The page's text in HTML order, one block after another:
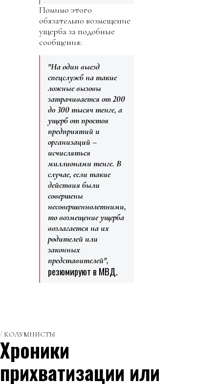
Помимо этого
обязательно возмещение
ущерба за подобные
сообщения:
"На один выезд
спецслужб на такие
ложные вызовы
затрачивается от 200
до 300 тысяч тенге, а
ущерб от простоя
предприятий и
организаций –
исчисляться
миллионами тенге. В
случае, если такие
действия были
совершены
несовершеннолетними,
то возмещение ущерба
возлагается на их
родителей или
законных
представителей",
резюмируют в МВД.
КОЛУМНИСТЫ
Хроники
прихватизации или